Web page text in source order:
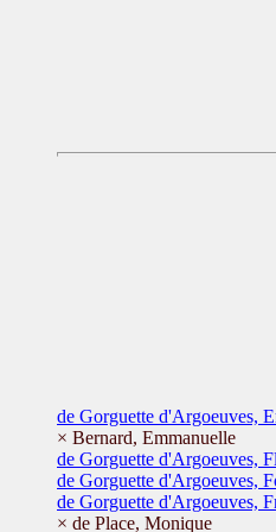
de Gorguette d'Argoeuves,
× Bernard, Emmanuelle
de Gorguette d'Argoeuves,
de Gorguette d'Argoeuves,
de Gorguette d'Argoeuves,
× de Place, Monique